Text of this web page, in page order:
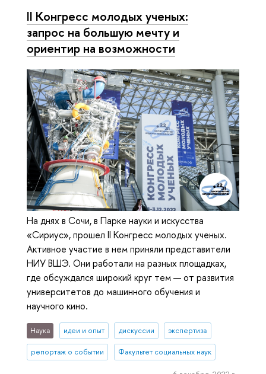
II Конгресс молодых ученых:
запрос на большую мечту и
ориентир на возможности
На днях в Сочи, в Парке науки и искусства
«Сириус», прошел II Конгресс молодых ученых.
Активное участие в нем приняли представители
НИУ ВШЭ. Они работали на разных площадках,
где обсуждался широкий круг тем — от развития
университетов до машинного обучения и
научного кино.
Наука идеи и опыт дискуссии экспертиза
репортаж о событии Факультет социальных наук